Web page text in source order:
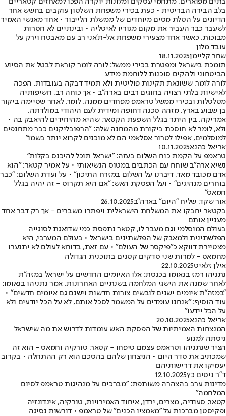
בלב הבירה הבריטית • כעת בכירי משפחת השלטון עוקבים בחשש אחר
הדיונים על הטלת מסים מיוחדים של ממשלת הלייבור • אחד מאנשי האמיר
לשעבר כבר העביר את מקום מגוריו לאיטליה • ובינתיים לא חסרות
מבוכות, כאשר אחד מצעירי משפחת אל-ת'אני רב עם מאבטח וירק על
עובד מלון
שחר קליימן18.11.2025
תומכת בישראל ומפטרת בכירי ממשל: לורה לומר קוראת לבטל את הסיוע
הביטחוני ולהקים סוכנות ללוחמת מידע
לורה לומר, ששונאת תקינות פוליטית ולא תמיד דבקה בעובדות, הפכה
לאישיות בלתי רצויה בחוגים רבים בארה"ב • אך כוחה רב, חשיפותיה
מטלטלות ובכירי ממשל טראמפ מפחדים ממנה. לומר, לאחר שסיימה ביקור
בן שבוע בארץ, מזהה סכנה דחופה ומידית לעם היהודי במולדתה,
אמריקה, בין היתר בגלל השפעת הקטאר, שהיא מהיחידים להיאבק בה •
ולא, לומר לא חוסכת ביקורת מהמחנה שלה: "הרפובליקנים כבר מתחנפים
למוסלמים, אפילו לטרור אסלאמי הם לא מוכנים לקרוא יותר בשמו"
אריאל כהנא10.11.2025
טראמפ על הקמת כוח השלום בעזה: "ישראל תוכל להיכנס בקלות"
נשיא ארה"ב שוחח עם הכתבים במטוס הנשיאותי • על אמיר קטאר: "הוא
אדם מכובד מאד, דיברנו על השלום במזרח התיכון" • על ועדת השלום: "כבר
בוחרים מנהיגים" • ועל הפסקת האש: "אם היא תקרוס - זה יהיה בגלל
חמאס"
אור שקד, שליח "היום" בארה"ב26.10.2025
בקטאר יחבקו את המשלחת הישראלית ויפתרו משברים - אך רק דבר אחד
מעניין אותם
בעולם המוסלמי וגם מעבר לו, קטאר נתפסת כמי שדואגת לסוגייה
הפלשתינית ולמאבק של הפלשתינים בישראל • בעולם המערבי, היא
מצטיירת דווקא כ"פיקסר של העולם" • עם זאת, בדוחא לעולם לא יתנערו
מחמאס - למרות שני סדקים קטנים בתוכנית הגדולה
אילן זלאיט22.10.2025
נתניהו רמז בנאומו בכנסת: אלו האיומים החדשים על ישראל במזה"ת
לאחר שמנה את הישגי המלחמה בשנתיים האחרונות, אמר נתניהו בנאומו:
"במזה"ת איומים ישנים לובשים צורות חדשות וישנם גם איומים חדשים" •
עוד הוסיף: "אנחנו עומדים על המשמר לסכל אותם, לא על הכל יודעים ולא
על הכל יידעו"
אריאל כהנא20.10.2025
המנצחות האמיתיות של הפסקת האש עומדות לדרוש את מה שישראל
ניסתה למנוע
הציר שנתניהו וטראמפ עצמם טיפחו - קטאר, טורקיה וחמאס - הוא זה
שמכתיב את סדר היום • הניצחון שלהם בהסכם הוא רק ההתחלה • בקרוב
יעמיקו את דרישותיהם
ד"ר ניסים כץ12.10.2025
מדינות ערב בהצהרה משותפת: "מברכים על מנהיגות טראמפ לסיום
המלחמה"
קטאר, סעודיה, מצרים, ירדן, איחוד האמירויות, טורקיה, אינדונזיה
ופקיסטן מברכות על "מאמציו הכנים" של טראמפ • דורשות נסיגה